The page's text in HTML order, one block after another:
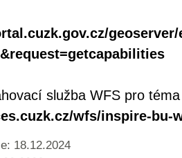
služba WFS pro
wfs/inspire-bu-
18.12.2024